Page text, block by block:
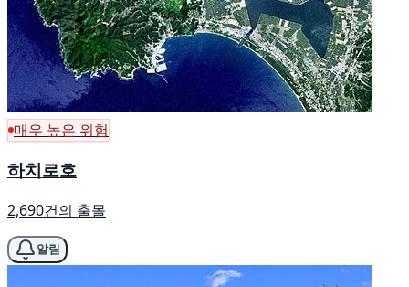
매우 높은 위험
하치로호
2,690건의 출몰
알림